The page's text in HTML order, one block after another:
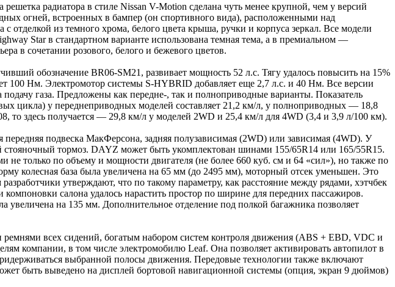
радиатора в стиле Nissan V-Motion сделана чуть менее крупной, чем у версий
огней, встроенных в бампер (он спортивного вида), расположенными над
из темного хрома, белого цвета крыша, ручки и корпуса зеркал. Все модели
Star в стандартном варианте использована темная тема, а в премиальном —
в сочетании розового, белого и бежевого цветов.
обозначение BR06-SM21, развивает мощность 52 л.с. Тягу удалось повысить на 15%
100 Нм. Электромотор системы S-HYBRID добавляет еще 2,7 л.с. и 40 Нм. Все версии
газа. Предложены как передне-, так и полноприводные варианты. Показатель
цикла) у переднеприводных моделей составляет 21,2 км/л, у полноприводных — 18,8
здесь получается — 29,8 км/л у моделей 2WD и 25,4 км/л для 4WD (3,4 и 3,9 л/100 км).
подвеска МакФерсона, задняя полузависимая (2WD) или зависимая (4WD). У
стояночный тормоз. DAYZ может быть укомплектован шинами 155/65R14 или 165/55R15.
не только по объему и мощности двигателя (не более 660 куб. см и 64 «сил»), но также по
колесная база была увеличена на 65 мм (до 2495 мм), моторный отсек уменьшен. Это
утверждают, что по такому параметру, как расстояние между рядами, хэтчбек
салона удалось нарастить простор по ширине для передних пассажиров.
на 135 мм. Дополнительное отделение под полкой багажника позволяет
всех сидений, богатым набором систем контроля движения (ABS + EBD, VDC и
компании, в том числе электромобилю Leaf. Она позволяет активировать автопилот в
выбранной полосы движения. Передовые технологии также включают
быть выведено на дисплей бортовой навигационной системы (опция, экран 9 дюймов)